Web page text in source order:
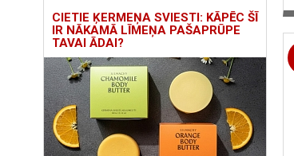
CIETIE ĶERMEŅA SVIESTI: KĀPĒC ŠĪ
IR NĀKAMĀ LĪMEŅA PAŠAPRŪPE
TAVAI ĀDAI?